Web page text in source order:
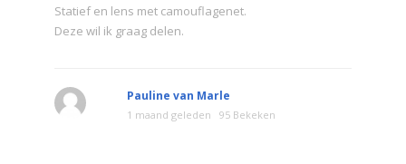
Statief en lens met camouflagenet.
Deze wil ik graag delen.
Pauline van Marle
1 maand geleden 95 Bekeken